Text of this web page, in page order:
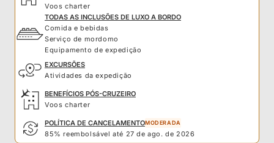
Voos charter
TODAS AS INCLUSÕES DE LUXO A BORDO
Comida e bebidas
Serviço de mordomo
Equipamento de expedição
EXCURSÕES
Atividades da expedição
BENEFÍCIOS PÓS-CRUZEIRO
Voos charter
POLÍTICA DE CANCELAMENTOMODERADA
85% reembolsável até 27 de ago. de 2026